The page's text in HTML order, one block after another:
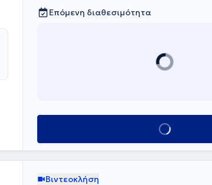
Επόμενη διαθεσιμότητα
Κλείσε ραντεβού
Βιντεοκλήση